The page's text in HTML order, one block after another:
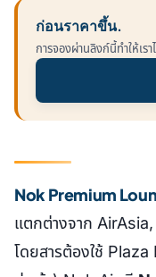
ก่อนราคาขึ้น.
การจองผ่านลิงก์นี้ทำให้เ
Nok Premium
แตกต่างจาก
โดยสารต้องใช้